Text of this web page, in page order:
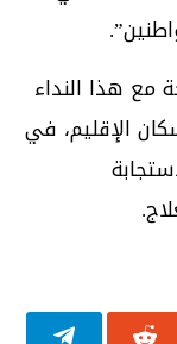
مع هذا النداء
الإقليم، في